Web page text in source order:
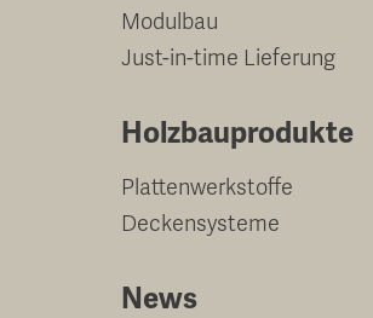
Modulbau
Just-in-time Lieferung
Holzbauprodukte
Plattenwerkstoffe
Deckensysteme
News